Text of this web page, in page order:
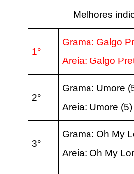
Melhores
1°
Grama: Galgo
Areia: Galgo
2°
Grama: Umore
Areia: Umore
3°
Grama: Oh My
Areia: Oh My